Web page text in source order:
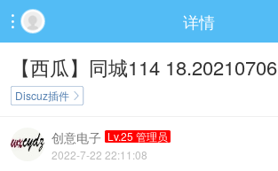
 详情
【西瓜】同城114 18.20210706
Discuz插件 
创意电子 Lv.25 管理员
2022-7-22 22:11:08